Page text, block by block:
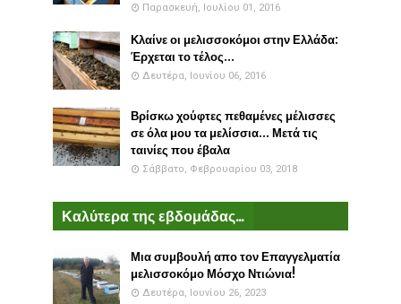
Παρασκευή, Ιουλίου 01, 2016
Κλαίνε οι μελισσοκόμοι στην Ελλάδα:
Έρχεται το τέλος...
Δευτέρα, Ιουνίου 06, 2016
Βρίσκω χούφτες πεθαμένες μέλισσες
σε όλα μου τα μελίσσια... Μετά τις
ταινίες που έβαλα
Σάββατο, Φεβρουαρίου 03, 2018
Καλύτερα της εβδομάδας...
Μια συμβουλή απο τον Επαγγελματία
μελισσοκόμο Μόσχο Ντιώνια!
Δευτέρα, Ιουνίου 26, 2023